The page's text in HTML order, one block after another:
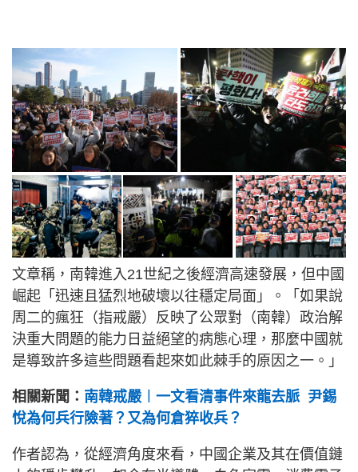
文章稱，南韓進入21世紀之後經濟高速發展，但中國
崛起「迅速且猛烈地破壞以往穩定局面」。「如果說
周二的瘋狂（指戒嚴）反映了公眾對（南韓）政治解
決重大問題的能力日益絕望的病態心理，那麼中國就
是導致許多這些問題看起來如此棘手的原因之一。」
相關新聞： 南韓戒嚴︱一文看清事件來龍去脈 尹錫
悅為何兵行險著？又為何倉猝收兵？
作者認為，從經濟角度來看，中國企業及其在價值鏈